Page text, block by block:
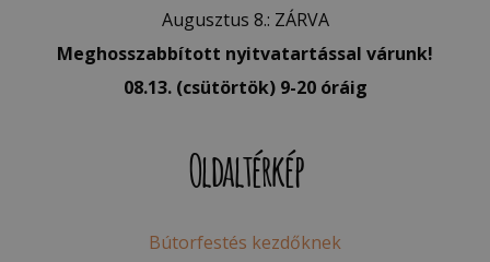
Augusztus 8.: ZÁRVA
Meghosszabbított nyitvatartással várunk!
08.13. (csütörtök) 9-20 óráig
Oldaltérkép
Bútorfestés kezdőknek